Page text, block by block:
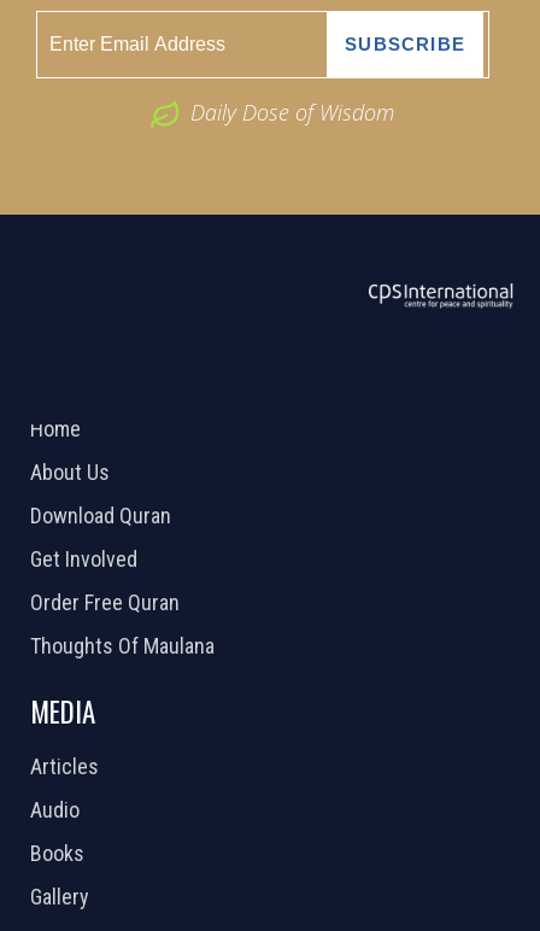
Daily Dose of Wisdom
Home
About Us
Download Quran
Get Involved
Order Free Quran
Thoughts Of Maulana
MEDIA
Articles
Audio
Books
Gallery